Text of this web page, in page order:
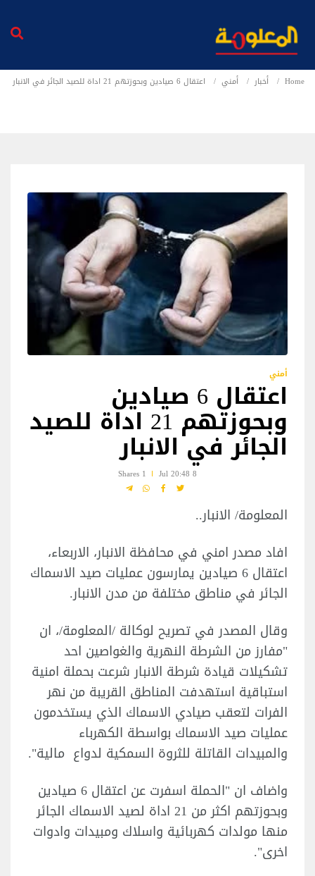
Home أخبار أمني اعتقال 6 صيادين وبحوزتهم 21 اداة للصيد الجائر في الانبار
أمني
اعتقال 6 صيادين
وبحوزتهم 21 اداة للصيد
الجائر في الانبار
8 Jul 20:48
1 Shares
المعلومة/ الانبار..
افاد مصدر امني في محافظة الانبار، الاربعاء،
اعتقال 6 صيادين يمارسون عمليات صيد الاسماك
الجائر في مناطق مختلفة من مدن الانبار.
وقال المصدر في تصريح لوكالة /المعلومة/، ان
"مفارز من الشرطة النهرية والغواصين احد
تشكيلات قيادة شرطة الانبار شرعت بحملة امنية
استباقية استهدفت المناطق القريبة من نهر
الفرات لتعقب صيادي الاسماك الذي يستخدمون
عمليات صيد الاسماك بواسطة الكهرباء
والمبيدات القاتلة للثروة السمكية لدواع مالية".
واضاف ان "الحملة اسفرت عن اعتقال 6 صيادين
وبحوزتهم اكثر من 21 اداة لصيد الاسماك الجائر
منها مولدات كهربائية واسلاك ومبيدات وادوات
اخرى".